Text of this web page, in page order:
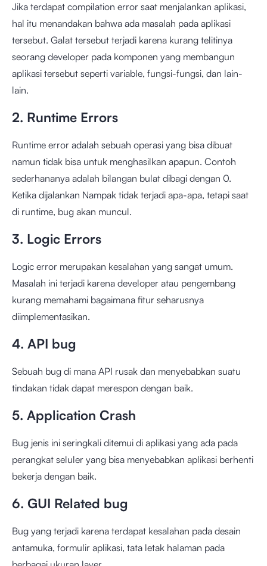
Jika terdapat compilation error saat menjalankan aplikasi,
hal itu menandakan bahwa ada masalah pada aplikasi
tersebut. Galat tersebut terjadi karena kurang telitinya
seorang developer pada komponen yang membangun
aplikasi tersebut seperti variable, fungsi-fungsi, dan lain-
lain.
2. Runtime Errors
Runtime error adalah sebuah operasi yang bisa dibuat
namun tidak bisa untuk menghasilkan apapun. Contoh
sederhananya adalah bilangan bulat dibagi dengan 0.
Ketika dijalankan Nampak tidak terjadi apa-apa, tetapi saat
di runtime, bug akan muncul.
3. Logic Errors
Logic error merupakan kesalahan yang sangat umum.
Masalah ini terjadi karena developer atau pengembang
kurang memahami bagaimana fitur seharusnya
diimplementasikan.
4. API bug
Sebuah bug di mana API rusak dan menyebabkan suatu
tindakan tidak dapat merespon dengan baik.
5. Application Crash
Bug jenis ini seringkali ditemui di aplikasi yang ada pada
perangkat seluler yang bisa menyebabkan aplikasi berhenti
bekerja dengan baik.
6. GUI Related bug
Bug yang terjadi karena terdapat kesalahan pada desain
antamuka, formulir aplikasi, tata letak halaman pada